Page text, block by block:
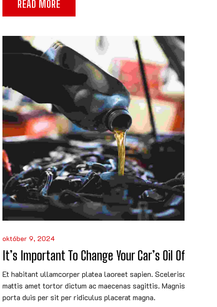
READ MORE
október 9, 2024
It’s Important To Change Your Car’s Oil Often
Et habitant ullamcorper platea laoreet sapien. Scelerisque
mattis amet tortor dictum ac maecenas sagittis. Magnis est
porta duis per sit per ridiculus placerat magna.